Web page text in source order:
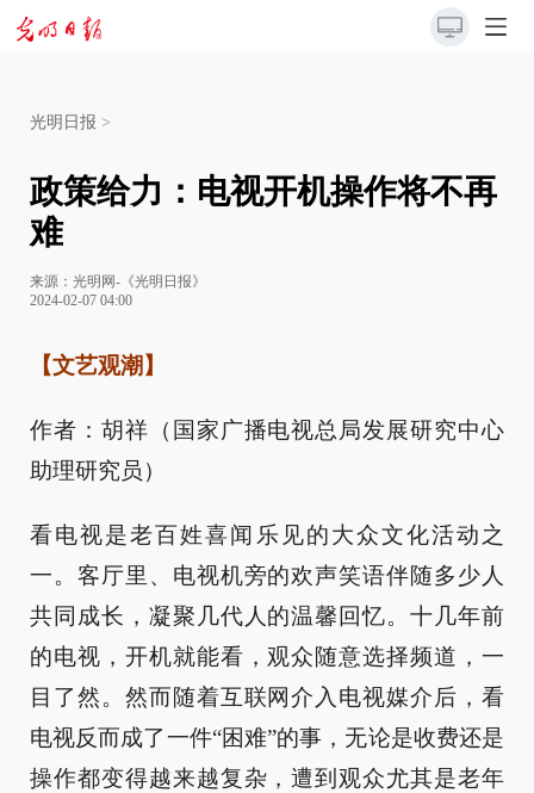
光明日报 >
政策给力：电视开机操作将不再
难
来源： 光明网-《光明日报》
2024-02-07 04:00
【文艺观潮】
作者：胡祥（国家广播电视总局发展研究中心
助理研究员）
看电视是老百姓喜闻乐见的大众文化活动之
一。客厅里、电视机旁的欢声笑语伴随多少人
共同成长，凝聚几代人的温馨回忆。十几年前
的电视，开机就能看，观众随意选择频道，一
目了然。然而随着互联网介入电视媒介后，看
电视反而成了一件“困难”的事，无论是收费还是
操作都变得越来越复杂，遭到观众尤其是老年